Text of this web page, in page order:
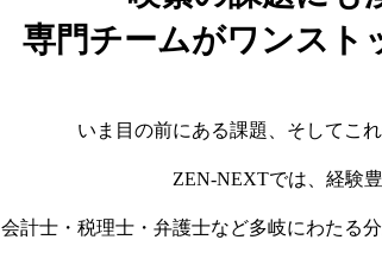
専門チームがワンスト
いま目の前にある課題、そしてこ
ZEN-NEXTでは、経験
会計士・税理士・弁護士など多岐にわたる